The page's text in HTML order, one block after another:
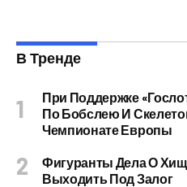
В Тренде
При Поддержке
По Бобслею И
Чемпионате Европы
Фигуранты Дела О
Выходить Под Залог